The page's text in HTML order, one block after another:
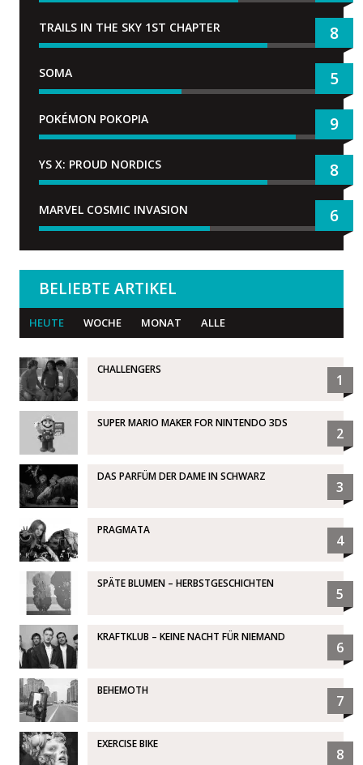
TRAILS IN THE SKY 1ST CHAPTER 8
SOMA 5
POKÉMON POKOPIA 9
YS X: PROUD NORDICS 8
MARVEL COSMIC INVASION 6
BELIEBTE ARTIKEL
HEUTE WOCHE MONAT ALLE
CHALLENGERS
1
SUPER MARIO MAKER FOR NINTENDO 3DS
2
DAS PARFÜM DER DAME IN SCHWARZ
3
PRAGMATA
4
SPÄTE BLUMEN – HERBSTGESCHICHTEN
5
KRAFTKLUB – KEINE NACHT FÜR NIEMAND
6
BEHEMOTH
7
EXERCISE BIKE
8